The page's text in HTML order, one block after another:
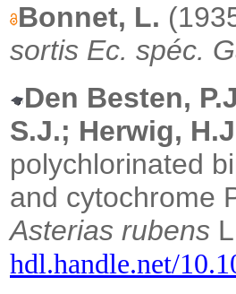
Bonnet, L.
sortis Ec. spéc.
Den Besten,
S.J.; Herwig,
polychlorinated
and cytochrome
Asterias rubens
hdl.handle.net/